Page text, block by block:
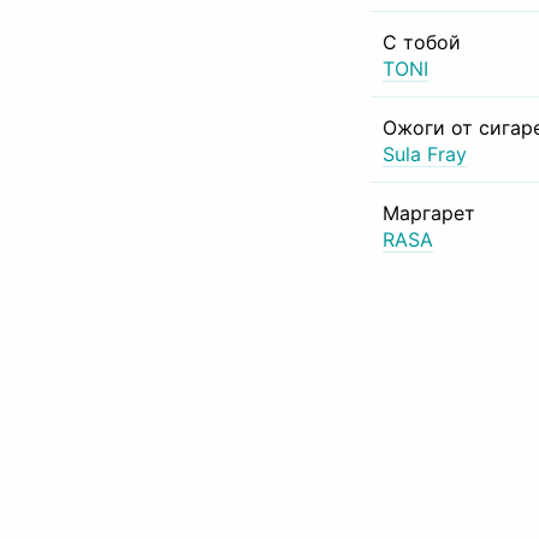
С тобой
TONI
Ожоги от
Sula Fray
Маргарет
RASA